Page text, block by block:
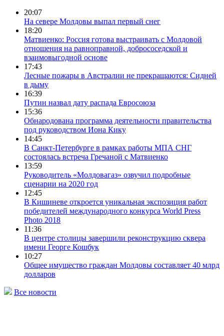
20:07
На севере Молдовы выпал первый снег
18:20
Матвиенко: Россия готова выстраивать с Молдовой
отношения на равноправной, добрососедской и
взаимовыгодной основе
17:43
Лесные пожары в Австралии не прекращаются: Сидней
в дыму
16:39
Путин назвал дату распада Евросоюза
15:36
Обнародована программа деятельности правительства
под руководством Иона Кику
14:45
В Санкт-Петербурге в рамках работы МПА СНГ
состоялась встреча Гречаной с Матвиенко
13:59
Руководитель «Молдовагаз» озвучил подробные
сценарии на 2020 год
12:45
В Кишиневе откроется уникальная экспозиция работ
победителей международного конкурса World Press
Photo 2018
11:36
В центре столицы завершили реконструкцию сквера
имени Георге Кошбук
10:27
Общее имущество граждан Молдовы составляет 40 млрд
долларов
Все новости